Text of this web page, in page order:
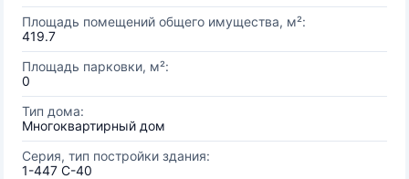
Площадь помещений общего имущества, м²:
419.7
Площадь парковки, м²:
0
Тип дома:
Многоквартирный дом
Серия, тип постройки здания:
1-447 С-40